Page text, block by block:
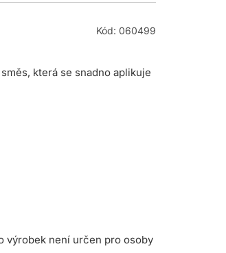
Kód: 060499
která se snadno aplikuje
výrobek není určen pro osoby